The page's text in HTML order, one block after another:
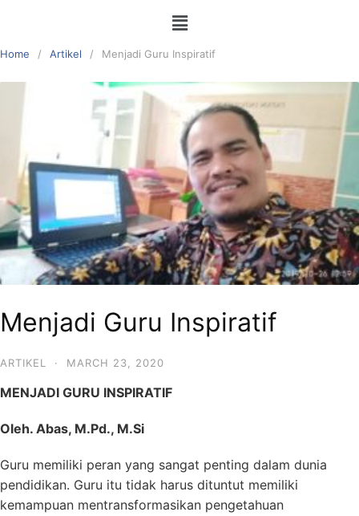
Home Artikel Menjadi Guru Inspiratif
Menjadi Guru Inspiratif
ARTIKEL · MARCH 23, 2020
MENJADI GURU INSPIRATIF
Oleh. Abas, M.Pd., M.Si
Guru memiliki peran yang sangat penting dalam dunia
pendidikan. Guru itu tidak harus dituntut memiliki
kemampuan mentransformasikan pengetahuan